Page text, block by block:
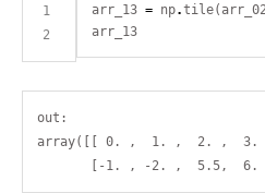
1
2
arr_13 = np.
arr_13
out:
array([[ 0. ,  1. ,  2. ,